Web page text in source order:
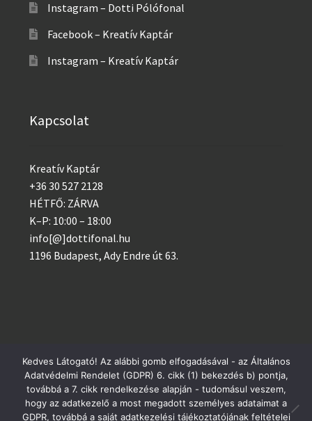
Postai csomagküldés szerdánként, GLS minden nap!
Bezárás
Instagram – Dotti Pólófonal
Facebook – Kreatív Kaptár
Instagram – Kreatív Kaptár
Kapcsolat
Kreatív Kaptár
+36 30 527 2128
HÉTFŐ: ZÁRVA
K–P: 10:00 – 18:00
info[@]dottifonal.hu
1196 Budapest, Ady Endre út 63.
© 2014 - 2023 Kreatív Kaptár
Adatvédelem
Kedves Látogató! Az alábbi gomb elfogadásával - az Általános
Adatvédelmi Rendelet (GDPR) 6. cikk (1) bekezdés b) pontja,
továbbá a 7. cikk rendelkezése alapján - tudomásul veszem,
hogy az adatkezelő a most megadott személyes adataimat a
GDPR, továbbá a saját adatkezelési tájékoztatójának feltételei